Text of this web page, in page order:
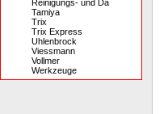
Reinigungs- und Da
Tamiya
Trix
Trix Express
Uhlenbrock
Viessmann
Vollmer
Werkzeuge